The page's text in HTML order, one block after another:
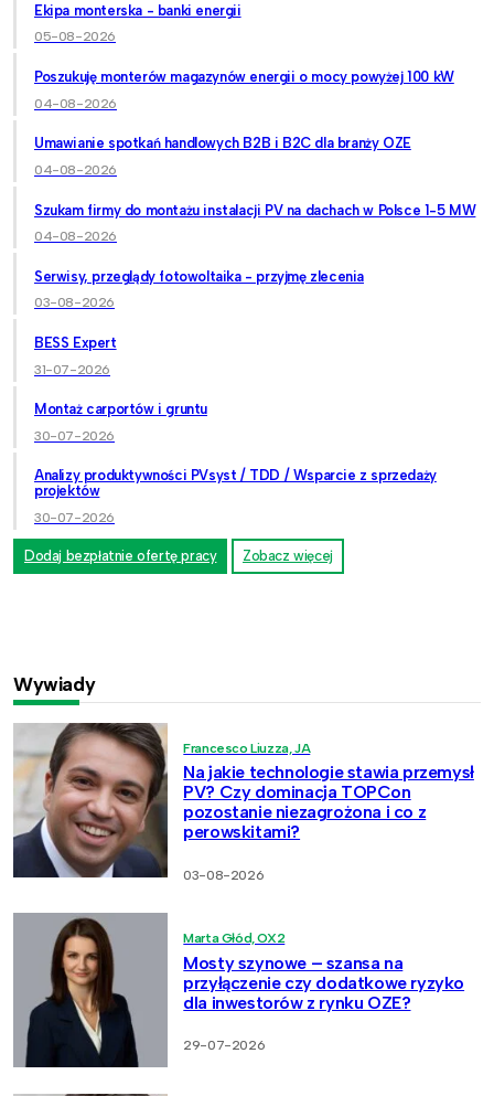
Ekipa monterska - banki energii
05-08-2026
Poszukuję monterów magazynów energii o mocy powyżej 100 kW
04-08-2026
Umawianie spotkań handlowych B2B i B2C dla branży OZE
04-08-2026
Szukam firmy do montażu instalacji PV na dachach w Polsce 1-5 MW
04-08-2026
Serwisy, przeglądy fotowoltaika - przyjmę zlecenia
03-08-2026
BESS Expert
31-07-2026
Montaż carportów i gruntu
30-07-2026
Analizy produktywności PVsyst / TDD / Wsparcie z sprzedaży
projektów
30-07-2026
Dodaj bezpłatnie ofertę pracy Zobacz więcej
Wywiady
Francesco Liuzza, JA
Na jakie technologie stawia przemysł
PV? Czy dominacja TOPCon
pozostanie niezagrożona i co z
perowskitami?
03-08-2026
Marta Głód, OX2
Mosty szynowe – szansa na
przyłączenie czy dodatkowe ryzyko
dla inwestorów z rynku OZE?
29-07-2026